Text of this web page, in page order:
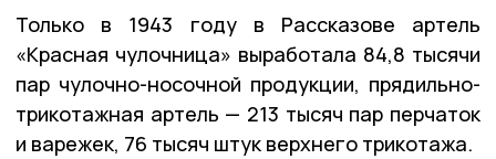
Только в 1943 году в Рассказове артель
«Красная чулочница» выработала 84,8 тысячи
пар чулочно-носочной продукции, прядильно-
трикотажная артель — 213 тысяч пар перчаток
и варежек, 76 тысяч штук верхнего трикотажа.